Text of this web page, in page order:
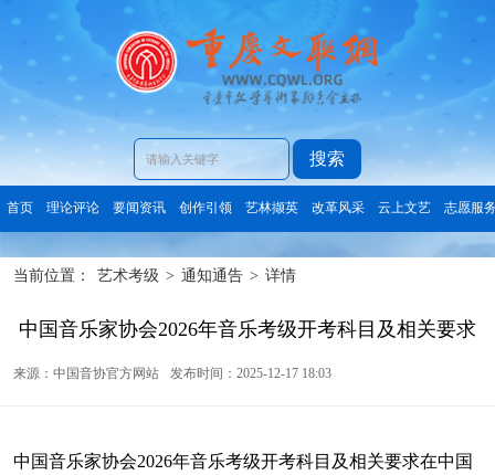
搜索
首页 理论评论 要闻资讯 创作引领 艺林撷英 改革风采 云上文艺 志愿服
当前位置： 艺术考级 > 通知通告 > 详情
中国音乐家协会2026年音乐考级开考科目及相关要求
来源：中国音协官方网站 发布时间：2025-12-17 18:03
中国音乐家协会2026年音乐考级开考科目及相关要求在中国